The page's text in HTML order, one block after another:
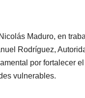
Maduro, en
Rodríguez,
por fortalecer el
vulnerables.